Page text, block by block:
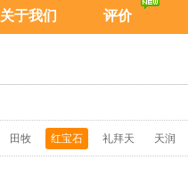
关于我们 评价
田牧 红宝石 礼拜天 天润